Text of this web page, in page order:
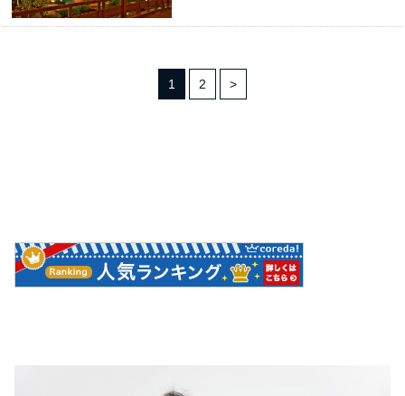
1 2 >